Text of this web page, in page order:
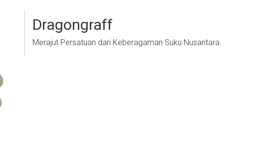
Dragongraff
Merajut Persatuan dari Keberagaman Suku Nusantara.